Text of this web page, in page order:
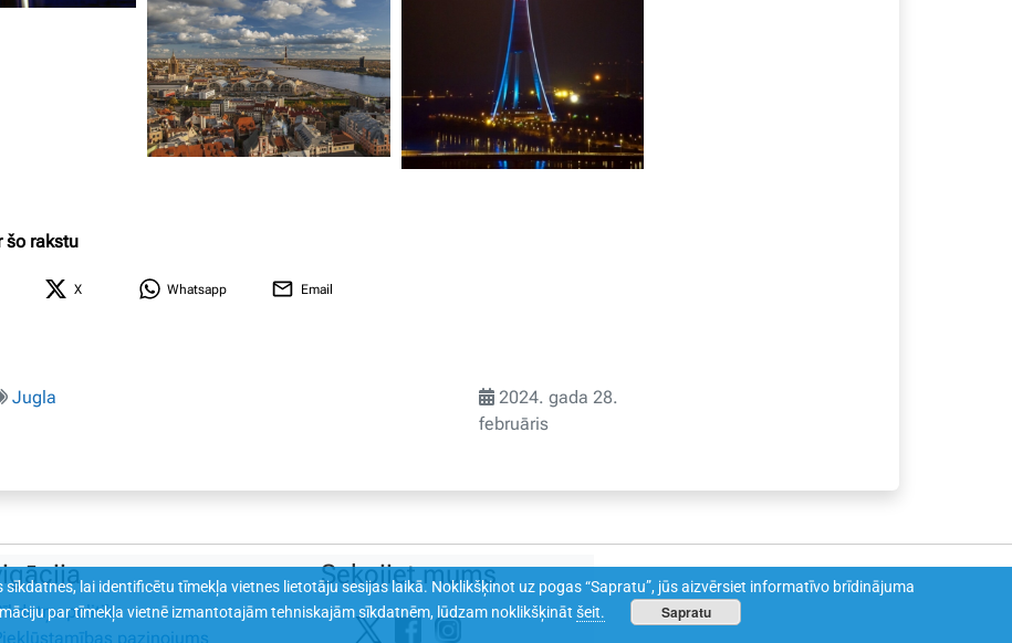
šo rakstu
X Whatsapp Email
Jugla
2024. gada 28.
februāris
politika
paziņojums
Sekojiet mums
lai identificētu tīmekļa vietnes lietotāju sesijas laikā. Noklikšķinot uz pogas “Sapratu”, jūs aizvērsiet informatīvo brīdinājuma
par tīmekļa vietnē izmantotajām tehniskajām sīkdatnēm, lūdzam noklikšķināt šeit. Sapratu